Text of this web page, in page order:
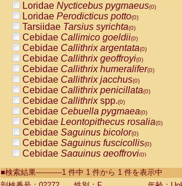
Loridae Nycticebus pygmaeus(0)
Loridae Perodicticus potto(0)
Tarsiidae Tarsius syrichta(0)
Cebidae Callimico goeldii(0)
Cebidae Callithrix argentata(0)
Cebidae Callithrix geoffroyi(0)
Cebidae Callithrix humeralifer(0)
Cebidae Callithrix jacchus(0)
Cebidae Callithrix penicillata(0)
Cebidae Callithrixspp.(0)
Cebidae Cebuella pygmaea(0)
Cebidae Leontopithecus rosalia(0)
Cebidae Saguinus bicolor(0)
Cebidae Saguinus fuscicollis(0)
Cebidae Saguinus geoffroyi(0)
CebidaeSaguinus labiatus(0)
■検索結果-----------1 件中 1 件から 1 件を表示中